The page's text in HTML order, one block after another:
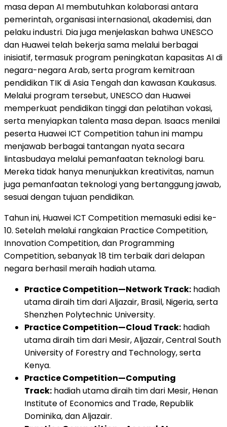
masa depan AI membutuhkan kolaborasi antara
pemerintah, organisasi internasional, akademisi, dan
pelaku industri. Dia juga menjelaskan bahwa UNESCO
dan Huawei telah bekerja sama melalui berbagai
inisiatif, termasuk program peningkatan kapasitas AI di
negara-negara Arab, serta program kemitraan
pendidikan TIK di Asia Tengah dan kawasan Kaukasus.
Melalui program tersebut, UNESCO dan Huawei
memperkuat pendidikan tinggi dan pelatihan vokasi,
serta menyiapkan talenta masa depan. Isaacs menilai
peserta Huawei ICT Competition tahun ini mampu
menjawab berbagai tantangan nyata secara
lintasbudaya melalui pemanfaatan teknologi baru.
Mereka tidak hanya menunjukkan kreativitas, namun
juga pemanfaatan teknologi yang bertanggung jawab,
sesuai dengan tujuan pendidikan.
Tahun ini, Huawei ICT Competition memasuki edisi ke-
10. Setelah melalui rangkaian Practice Competition,
Innovation Competition, dan Programming
Competition, sebanyak 18 tim terbaik dari delapan
negara berhasil meraih hadiah utama.
Practice Competition—Network Track: hadiah
utama diraih tim dari Aljazair, Brasil, Nigeria, serta
Shenzhen Polytechnic University.
Practice Competition—Cloud Track: hadiah
utama diraih tim dari Mesir, Aljazair, Central South
University of Forestry and Technology, serta
Kenya.
Practice Competition—Computing
Track: hadiah utama diraih tim dari Mesir, Henan
Institute of Economics and Trade, Republik
Dominika, dan Aljazair.